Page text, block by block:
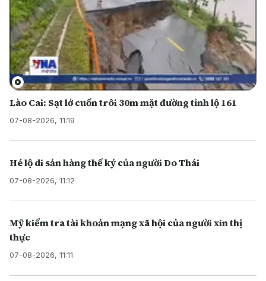
Lào Cai: Sạt lở cuốn trôi 30m mặt đường tỉnh lộ 161
07-08-2026, 11:19
Hé lộ di sản hàng thế kỷ của người Do Thái
07-08-2026, 11:12
Mỹ kiểm tra tài khoản mạng xã hội của người xin thị
thực
07-08-2026, 11:11